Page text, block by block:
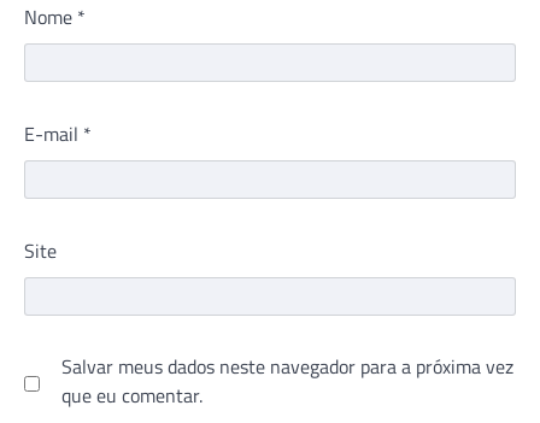
Nome *
E-mail *
Site
Salvar meus dados neste navegador para a próxima vez
que eu comentar.